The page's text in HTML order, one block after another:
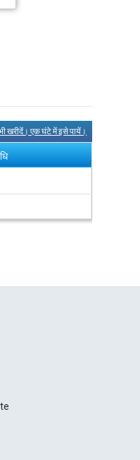
खरीदें। एक घंटे में इसे पायें।